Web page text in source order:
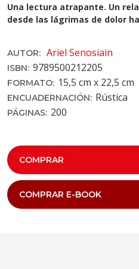
Una lectura atrapante. Un
desde las lágrimas de dolor
AUTOR: Ariel Senosiain
ISBN: 9789500212205
FORMATO: 15,5 cm x 22,5 cm
ENCUADERNACIÓN: Rústica
PÁGINAS: 200
COMPRAR
COMPRAR E-BOOK